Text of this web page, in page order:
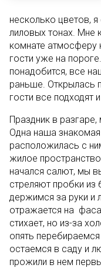
несколько цветов,
лиловых тонах. Мне
комнате атмосферу
гости уже на
понадобится, все
раньше. Открылась
гости все подходят
Праздник в
Одна наша знакомая
расположилась с
жилое
начался салют, мы
стреляют пробки
держимся за руки и
отражается на
стихает, но из-за
опять
остаемся в саду и
прожили в нем